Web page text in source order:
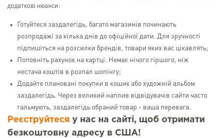
додаткові нюанси:
Готуйтеся заздалегідь, багато магазинів починають
розпродажі за кілька днів до офіційної дати. Для зручності
підпишіться на розсилки брендів, товари яких вас цікавлять;
Поповніть рахунок на картці. Немає нічого гіршого, ніж
нестача коштів в розпал шопінгу;
Додайте плановані покупки в кошик або художній альбом
заздалегідь. Через великий наплив відвідувачів сайти часто
гальмують, заздалегідь обраний товар - ваша перевага.
Реєструйтеся у нас на сайті, щоб отримати
безкоштовну адресу в США!